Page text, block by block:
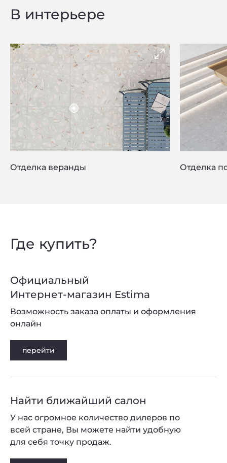
В интерьере
Отделка веранды Отделка
Где купить?
Официальный
Интернет-магазин Estima
перейти
Возможность заказа оплаты и оформления
онлайн
Найти ближайший салон
У нас огромное количество дилеров по
всей стране, Вы можете найти удобную
для себя точку продаж.